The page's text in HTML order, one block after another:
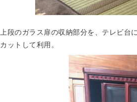
上段のガラス扉の収納部分を、テレビ
カットして利用。